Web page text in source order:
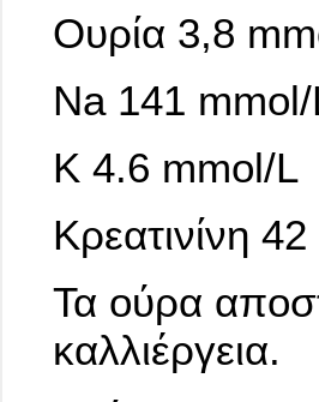
Ουρία 3,8
Na 141
Κ 4.6 mmol/L
Κρεατινίνη
Τα ούρα
καλλιέργεια.